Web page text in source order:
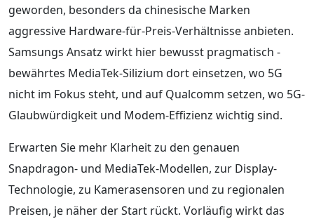
geworden, besonders da chinesische Marken
aggressive Hardware-für-Preis-Verhältnisse anbieten.
Samsungs Ansatz wirkt hier bewusst pragmatisch -
bewährtes MediaTek-Silizium dort einsetzen, wo 5G
nicht im Fokus steht, und auf Qualcomm setzen, wo 5G-
Glaubwürdigkeit und Modem-Effizienz wichtig sind.
Erwarten Sie mehr Klarheit zu den genauen
Snapdragon- und MediaTek-Modellen, zur Display-
Technologie, zu Kamerasensoren und zu regionalen
Preisen, je näher der Start rückt. Vorläufig wirkt das